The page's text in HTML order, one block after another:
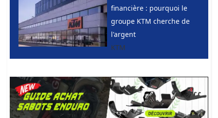
financière : pourquoi le
groupe KTM cherche de
l'argent
KTM